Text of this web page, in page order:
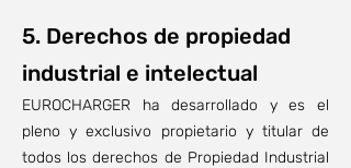
5. Derechos de propiedad
industrial e intelectual
EUROCHARGER ha desarrollado y es el
pleno y exclusivo propietario y titular de
todos los derechos de Propiedad Industrial